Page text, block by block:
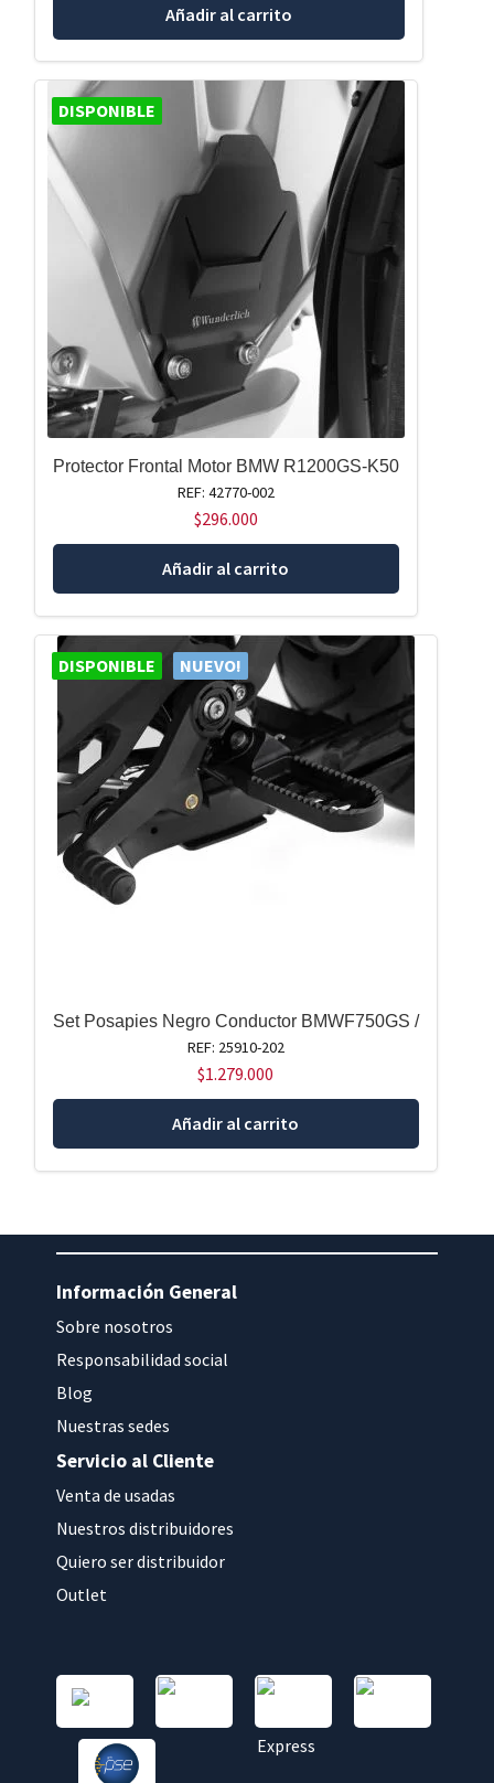
Añadir al carrito
DISPONIBLE
Protector Frontal Motor BMW R1200GS-K50
REF: 42770-002
$296.000
Añadir al carrito
DISPONIBLE NUEVO!
Set Posapies Negro Conductor BMWF750GS /
REF: 25910-202
$1.279.000
Añadir al carrito
Información General
Sobre nosotros
Responsabilidad social
Blog
Nuestras sedes
Servicio al Cliente
Venta de usadas
Nuestros distribuidores
Quiero ser distribuidor
Outlet